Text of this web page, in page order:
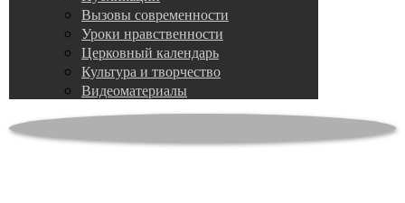
Вызовы современности
Уроки нравственности
Церковный календарь
Культура и творчество
Видеоматериалы